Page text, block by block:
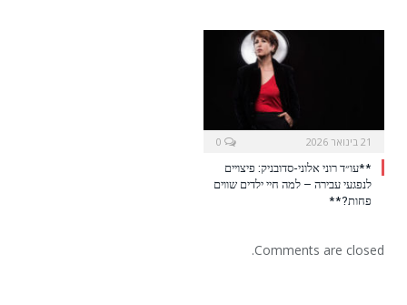
21 בינואר 2026
**עו״ד רוני אלוני-סדובניק: פיצויים
לנפגעי עבירה – למה חיי ילדים שווים
פחות?**
Comments are closed.